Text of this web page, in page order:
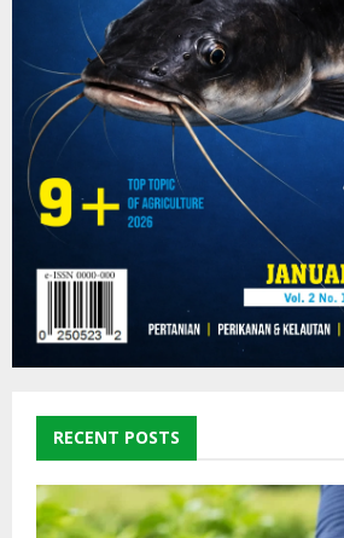
RECENT POSTS